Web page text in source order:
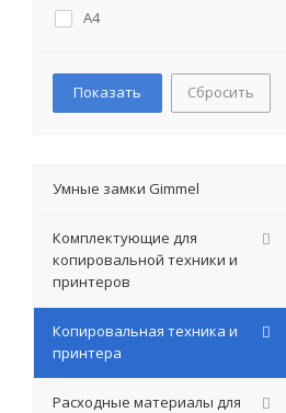
А4
Сбросить
Умные замки Gimmel
Комплектующие для
копировальной техники и
принтеров
Копировальная техника и
принтера
Расходные материалы для